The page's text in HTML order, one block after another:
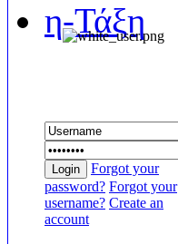
η-Τάξη
Login
Forgot your
password? Forgot your
username? Create an
account